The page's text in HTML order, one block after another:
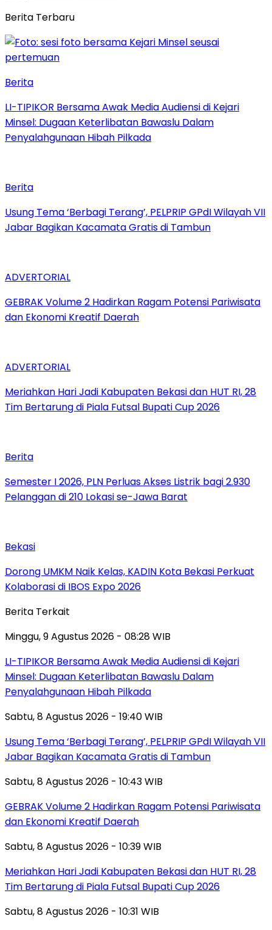
Berita Terbaru
Berita
LI-TIPIKOR Bersama Awak Media Audiensi di Kejari
Minsel: Dugaan Keterlibatan Bawaslu Dalam
Penyalahgunaan Hibah Pilkada
Berita
‎Usung Tema ‘Berbagi Terang’, PELPRIP GPdI Wilayah VII
Jabar Bagikan Kacamata Gratis di Tambun
ADVERTORIAL
GEBRAK Volume 2 Hadirkan Ragam Potensi Pariwisata
dan Ekonomi Kreatif Daerah
ADVERTORIAL
Meriahkan Hari Jadi Kabupaten Bekasi dan HUT RI, 28
Tim Bertarung di Piala Futsal Bupati Cup 2026
Berita
Semester I 2026, PLN Perluas Akses Listrik bagi 2.930
Pelanggan di 210 Lokasi se-Jawa Barat
Bekasi
Dorong UMKM Naik Kelas, KADIN Kota Bekasi Perkuat
Kolaborasi di IBOS Expo 2026
Berita Terkait
Minggu, 9 Agustus 2026 - 08:28 WIB
LI-TIPIKOR Bersama Awak Media Audiensi di Kejari
Minsel: Dugaan Keterlibatan Bawaslu Dalam
Penyalahgunaan Hibah Pilkada
Sabtu, 8 Agustus 2026 - 19:40 WIB
‎Usung Tema ‘Berbagi Terang’, PELPRIP GPdI Wilayah VII
Jabar Bagikan Kacamata Gratis di Tambun
Sabtu, 8 Agustus 2026 - 10:43 WIB
GEBRAK Volume 2 Hadirkan Ragam Potensi Pariwisata
dan Ekonomi Kreatif Daerah
Sabtu, 8 Agustus 2026 - 10:39 WIB
Meriahkan Hari Jadi Kabupaten Bekasi dan HUT RI, 28
Tim Bertarung di Piala Futsal Bupati Cup 2026
Sabtu, 8 Agustus 2026 - 10:31 WIB